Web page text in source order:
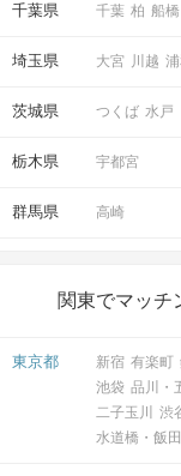
千葉県 千葉 柏 船橋
埼玉県 大宮 川越
茨城県 つくば 水戸
栃木県 宇都宮
群馬県 高崎
関東でマッチ
東京都 新宿 有楽町
池袋 品川・
二子玉川
渋
水道橋・飯